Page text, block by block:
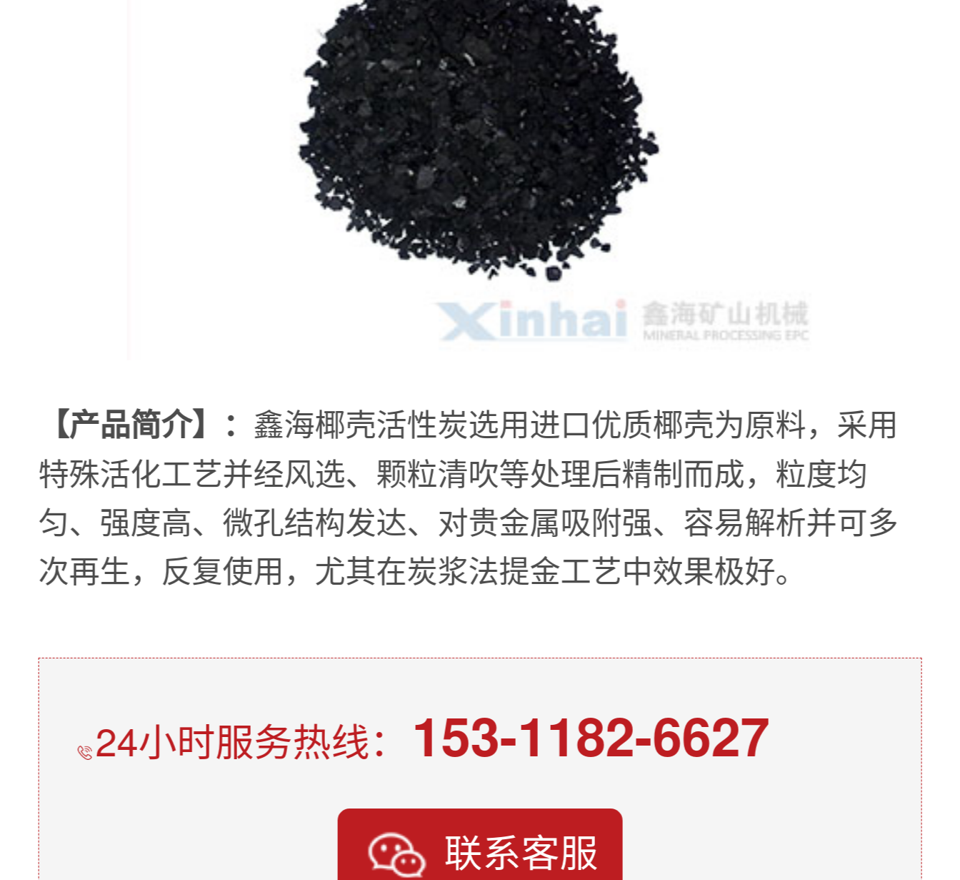
【产品简介】： 鑫海椰壳活性炭选用进口优质椰壳为原料，采用
特殊活化工艺并经风选、颗粒清吹等处理后精制而成，粒度均
匀、强度高、微孔结构发达、对贵金属吸附强、容易解析并可多
次再生，反复使用，尤其在炭浆法提金工艺中效果极好。
24小时服务热线： 153-1182-6627
联系客服